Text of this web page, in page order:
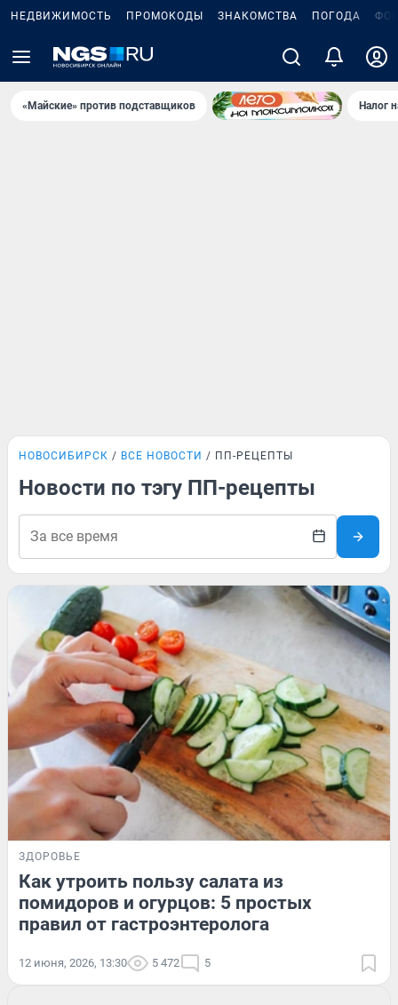
НЕДВИЖИМОСТЬ ПРОМОКОДЫ ЗНАКОМСТВА ПОГОДА
«Майские» против подставщиков Налог
НОВОСИБИРСК ВСЕ НОВОСТИ ПП-РЕЦЕПТЫ
Новости по тэгу ПП-рецепты
ЗДОРОВЬЕ
Как утроить пользу салата из
помидоров и огурцов: 5 простых
правил от гастроэнтеролога
12 июня, 2026, 13:30 5 472 5